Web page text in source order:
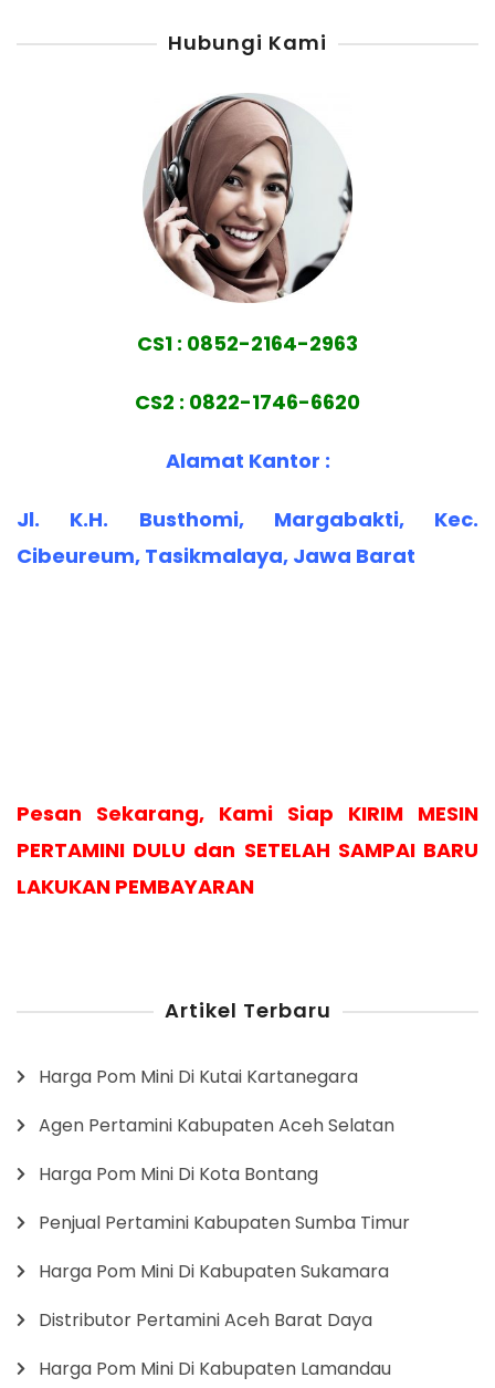
Hubungi Kami
CS1 : 0852-2164-2963
CS2 : 0822-1746-6620
Alamat Kantor :
Jl. K.H. Busthomi, Margabakti, Kec.
Cibeureum, Tasikmalaya, Jawa Barat
Pesan Sekarang, Kami Siap KIRIM MESIN
PERTAMINI DULU dan SETELAH SAMPAI BARU
LAKUKAN PEMBAYARAN
Artikel Terbaru
Harga Pom Mini Di Kutai Kartanegara
Agen Pertamini Kabupaten Aceh Selatan
Harga Pom Mini Di Kota Bontang
Penjual Pertamini Kabupaten Sumba Timur
Harga Pom Mini Di Kabupaten Sukamara
Distributor Pertamini Aceh Barat Daya
Harga Pom Mini Di Kabupaten Lamandau